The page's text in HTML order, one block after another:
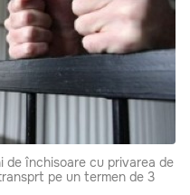
închisoare cu privarea de
pe un termen de 3